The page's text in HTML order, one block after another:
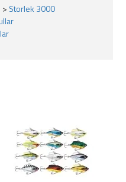
> Storlek 3000